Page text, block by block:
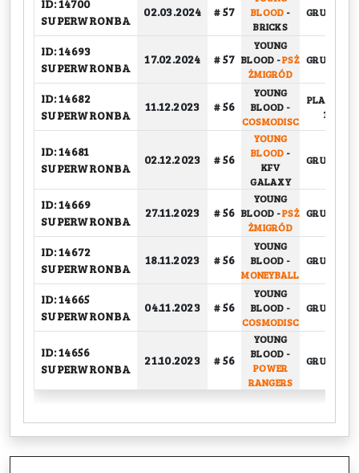
ID: 14700
SUPERWRONBA
02.03.2024 # 57
BLOOD -
BRICKS
GRUPOWY
ID: 14693
SUPERWRONBA
17.02.2024 # 57
YOUNG
BLOOD -PSŻ
ŻMIGRÓD
GRUPOWY
ID: 14682
SUPERWRONBA
11.12.2023 # 56
YOUNG
BLOOD -
COSMODISC
PLAY-OFF,
1/4
ID: 14681
SUPERWRONBA
02.12.2023 # 56
YOUNG
BLOOD -
KFV
GALAXY
GRUPOWY
ID: 14669
SUPERWRONBA
27.11.2023 # 56
YOUNG
BLOOD -PSŻ
ŻMIGRÓD
GRUPOWY
ID: 14672
SUPERWRONBA
18.11.2023 # 56
YOUNG
BLOOD -
MONEYBALL
GRUPOWY
ID: 14665
SUPERWRONBA
04.11.2023 # 56
YOUNG
BLOOD -
COSMODISC
GRUPOWY
ID: 14656
SUPERWRONBA
21.10.2023 # 56
YOUNG
BLOOD -
POWER
RANGERS
GRUPOWY